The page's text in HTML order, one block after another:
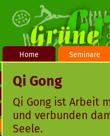
Home Seminare
Qi Gong
Qi Gong ist Arbeit
und verbunden
Seele.